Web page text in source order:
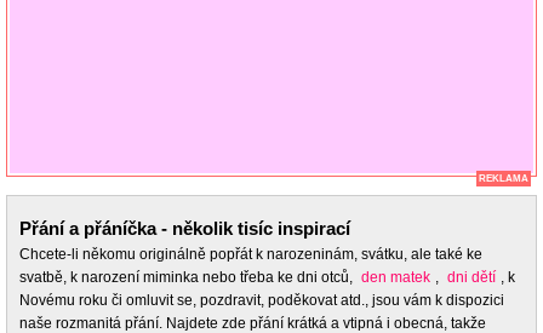
REKLAMA
Přání a přáníčka - několik tisíc inspirací
Chcete-li někomu originálně popřát k narozeninám, svátku, ale také ke
svatbě, k narození miminka nebo třeba ke dni otců, den matek , dni dětí , k
Novému roku či omluvit se, pozdravit, poděkovat atd., jsou vám k dispozici
naše rozmanitá přání. Najdete zde přání krátká a vtipná i obecná, takže